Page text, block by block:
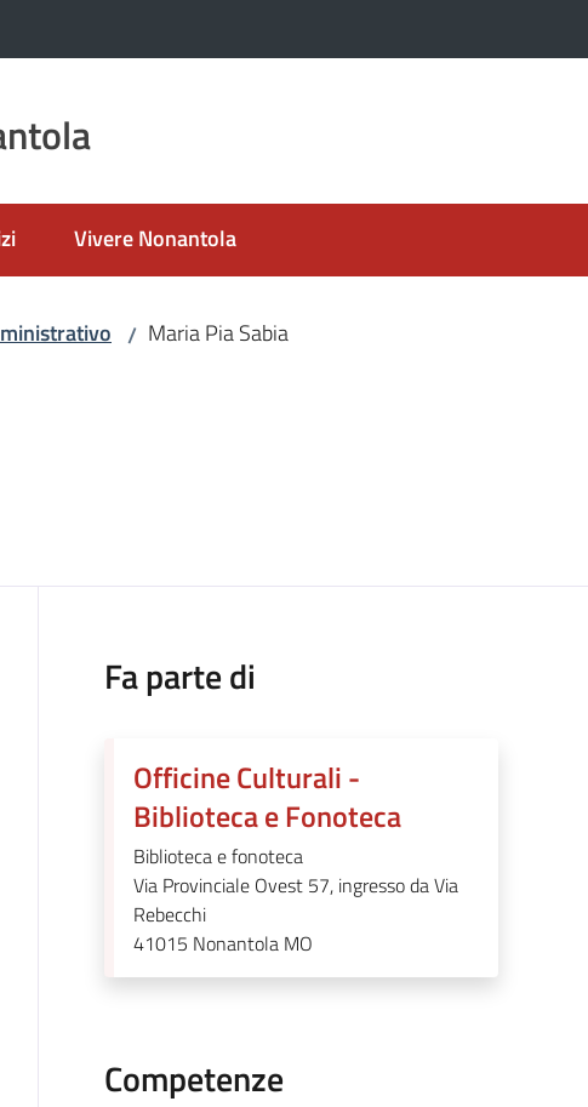
Vivere Nonantola
/ Maria Pia Sabia
Fa parte di
Officine Culturali -
Biblioteca e Fonoteca
Biblioteca e fonoteca
Via Provinciale Ovest 57, ingresso da Via
Rebecchi
41015 Nonantola MO
Competenze